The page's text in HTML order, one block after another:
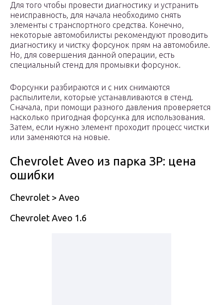
Для того чтобы провести диагностику и устранить
неисправность, для начала необходимо снять
элементы с транспортного средства. Конечно,
некоторые автомобилисты рекомендуют проводить
диагностику и чистку форсунок прям на автомобиле.
Но, для совершения данной операции, есть
специальный стенд для промывки форсунок.
Форсунки разбираются и с них снимаются
распылители, которые устанавливаются в стенд.
Сначала, при помощи разного давления проверяется
насколько пригодная форсунка для использования.
Затем, если нужно элемент проходит процесс чистки
или заменяются на новые.
Chevrolet Aveo из парка ЗР: цена
ошибки
Chevrolet > Aveo
Chevrolet Aveo 1.6